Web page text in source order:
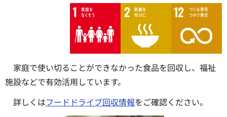
家庭で使い切ることができなかった食品を回収し、福祉
施設などで有効活用しています。
詳しくはフードドライブ回収情報をご確認ください。